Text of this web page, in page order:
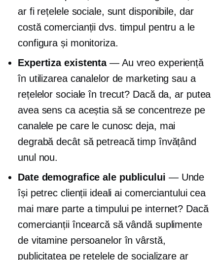
ar fi rețelele sociale, sunt disponibile, dar
costă comercianții dvs. timpul pentru a le
configura și monitoriza.
Expertiza existenta— Au vreo experiență
în utilizarea canalelor de marketing sau a
rețelelor sociale în trecut? Dacă da, ar putea
avea sens ca aceștia să se concentreze pe
canalele pe care le cunosc deja, mai
degrabă decât să petreacă timp învățând
unul nou.
Date demografice ale publicului — Unde
își petrec clienții ideali ai comerciantului cea
mai mare parte a timpului pe internet? Dacă
comercianții încearcă să vândă suplimente
de vitamine persoanelor în vârstă,
publicitatea pe rețelele de socializare ar